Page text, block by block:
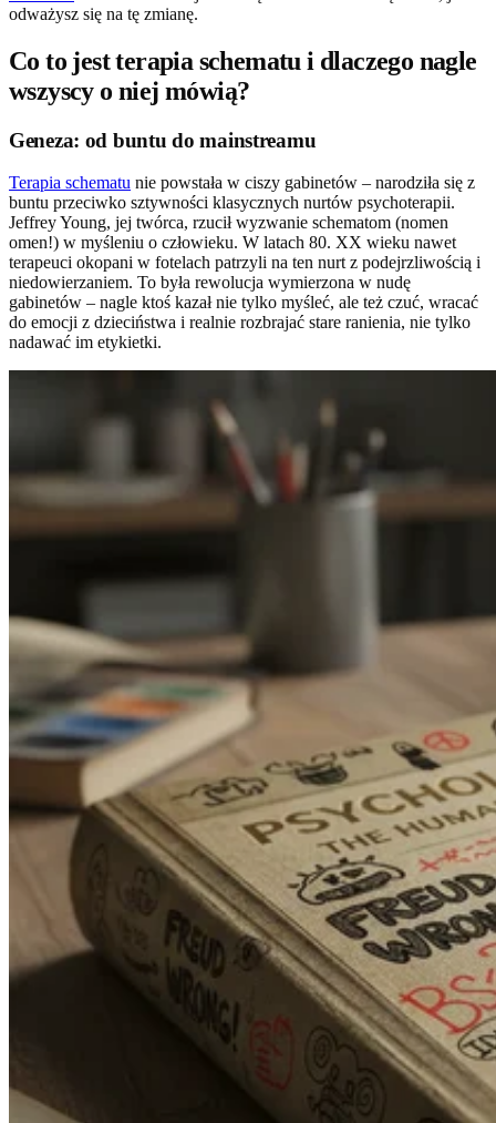
odważysz się na tę zmianę.
Co to jest terapia schematu i dlaczego nagle
wszyscy o niej mówią?
Geneza: od buntu do mainstreamu
Terapia schematu nie powstała w ciszy gabinetów – narodziła się z
buntu przeciwko sztywności klasycznych nurtów psychoterapii.
Jeffrey Young, jej twórca, rzucił wyzwanie schematom (nomen
omen!) w myśleniu o człowieku. W latach 80. XX wieku nawet
terapeuci okopani w fotelach patrzyli na ten nurt z podejrzliwością i
niedowierzaniem. To była rewolucja wymierzona w nudę
gabinetów – nagle ktoś kazał nie tylko myśleć, ale też czuć, wracać
do emocji z dzieciństwa i realnie rozbrajać stare ranienia, nie tylko
nadawać im etykietki.